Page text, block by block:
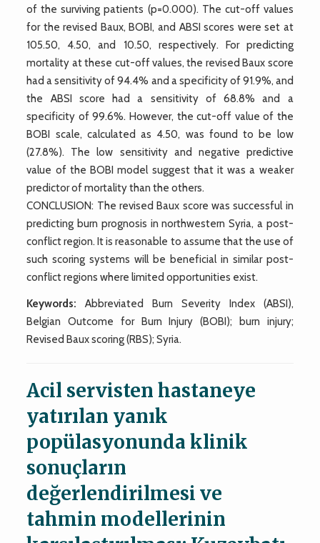
of the surviving patients (p=0.000). The cut-off values
for the revised Baux, BOBI, and ABSI scores were set at
105.50, 4.50, and 10.50, respectively. For predicting
mortality at these cut-off values, the revised Baux score
had a sensitivity of 94.4% and a specificity of 91.9%, and
the ABSI score had a sensitivity of 68.8% and a
specificity of 99.6%. However, the cut-off value of the
BOBI scale, calculated as 4.50, was found to be low
(27.8%). The low sensitivity and negative predictive
value of the BOBI model suggest that it was a weaker
predictor of mortality than the others.
CONCLUSION: The revised Baux score was successful in
predicting burn prognosis in northwestern Syria, a post-
conflict region. It is reasonable to assume that the use of
such scoring systems will be beneficial in similar post-
conflict regions where limited opportunities exist.
Keywords: Abbreviated Burn Severity Index (ABSI),
Belgian Outcome for Burn Injury (BOBI); burn injury;
Revised Baux scoring (RBS); Syria.
Acil servisten hastaneye
yatırılan yanık
popülasyonunda klinik
sonuçların
değerlendirilmesi ve
tahmin modellerinin